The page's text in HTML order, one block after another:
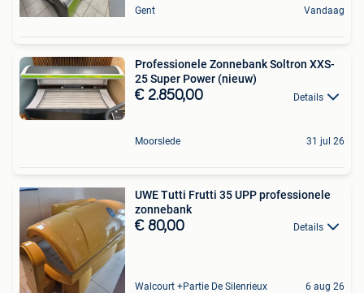
Gent Vandaag
Professionele Zonnebank Soltron XXS-
25 Super Power (nieuw)
€ 2.850,00 Details
Moorslede 31 jul 26
UWE Tutti Frutti 35 UPP professionele
zonnebank
€ 80,00 Details
Walcourt +Partie De Silenrieux 6 aug 26